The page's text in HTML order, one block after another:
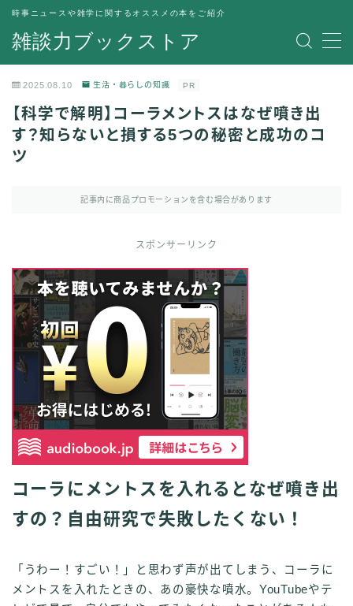
雑談力ブックストア
時事ニュースや雑学に関するオススメの本をご紹介
MENU
運営者情報
2025.08.10 生活・暮らしの知識 PR
【科学で解明】コーラメントスはなぜ噴き出
す？知らないと損する5つの秘密と成功のコ
ツ
記事内に商品プロモーションを含む場合があります
スポンサーリンク
コーラにメントスを入れるとなぜ噴き出
すの？自由研究で失敗したくない！
「うわー！すごい！」と思わず声が出てしまう、コーラに
メントスを入れたときの、あの豪快な噴水。YouTubeやテ